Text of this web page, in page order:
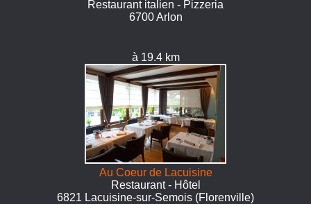
Restaurant italien - Pizzeria
6700 Arlon
à 19.4 km
Au Coeur de Lacuisine
Restaurant - Hôtel
6821 Lacuisine-sur-Semois (Florenville)